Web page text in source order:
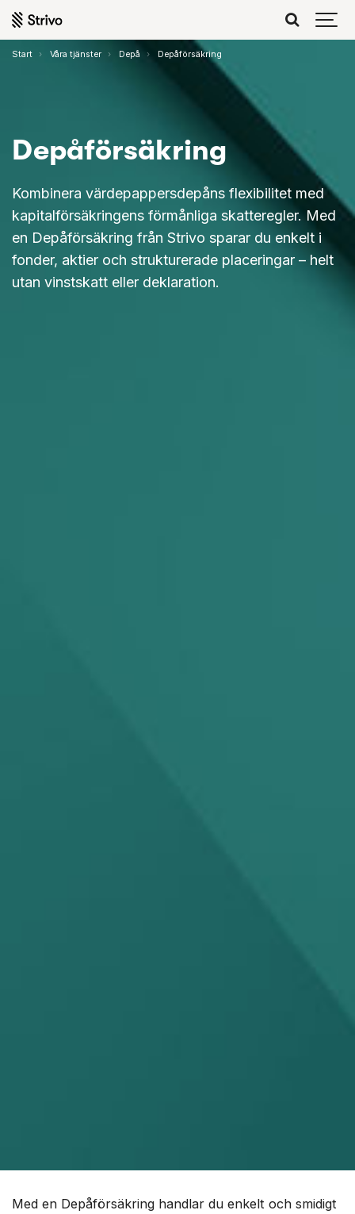
Start Våra tjänster Depå Depåförsäkring
Depå­försäkring
Kombinera värdepappersdepåns flexibilitet med
kapitalförsäkringens förmånliga skatteregler. Med
en Depåförsäkring från Strivo sparar du enkelt i
fonder, aktier och strukturerade placeringar – helt
utan vinstskatt eller deklaration.
Med en Depåförsäkring handlar du enkelt och smidigt